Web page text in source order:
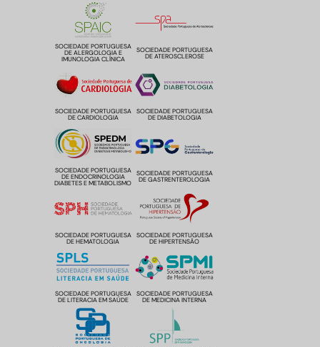
SOCIEDADE PORTUGUESA
DE ALERGOLOGIA E
IMUNOLOGIA CLÍNICA
SOCIEDADE PORTUGUESA
DE ATEROSCLEROSE
SOCIEDADE PORTUGUESA
DE CARDIOLOGIA
SOCIEDADE PORTUGUESA
DE DIABETOLOGIA
SOCIEDADE PORTUGUESA
DE ENDOCRINOLOGIA
DIABETES E METABOLISMO
SOCIEDADE PORTUGUESA
DE GASTRENTEROLOGIA
SOCIEDADE PORTUGUESA
DE HEMATOLOGIA
SOCIEDADE PORTUGUESA
DE HIPERTENSÃO
SOCIEDADE PORTUGUESA
DE LITERACIA EM SAÚDE
SOCIEDADE PORTUGUESA
DE MEDICINA INTERNA